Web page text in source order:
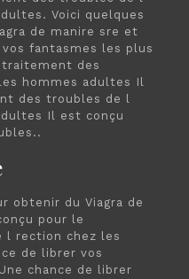
Voici quelques
de manire sre et
fantasmes les plus
des
hommes adultes Il
des troubles de l
Il est conçu
obtenir du Viagra de
pour le
l rection chez les
de librer vos
chance de librer